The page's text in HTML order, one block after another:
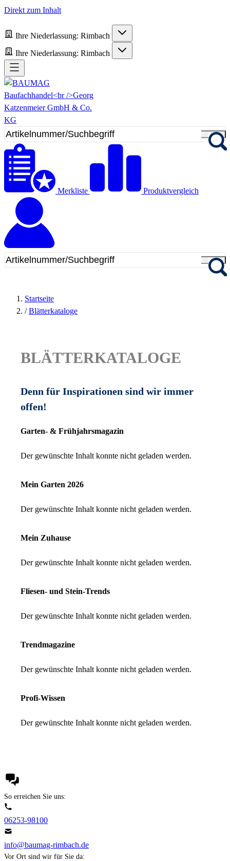
Direkt zum Inhalt
Ihre Niederlassung: Rimbach
Ihre Niederlassung: Rimbach
Merkliste Produktvergleich
Startseite
/ Blätterkataloge
BLÄTTERKATALOGE
Denn für Inspirationen sind wir immer
offen!
Garten- & Frühjahrsmagazin
Der gewünschte Inhalt konnte nicht geladen werden.
Mein Garten 2026
Der gewünschte Inhalt konnte nicht geladen werden.
Mein Zuhause
Der gewünschte Inhalt konnte nicht geladen werden.
Fliesen- und Stein-Trends
Der gewünschte Inhalt konnte nicht geladen werden.
Trendmagazine
Der gewünschte Inhalt konnte nicht geladen werden.
Profi-Wissen
Der gewünschte Inhalt konnte nicht geladen werden.
So erreichen Sie uns:
06253-98100
info@baumag-rimbach.de
Vor Ort sind wir für Sie da: